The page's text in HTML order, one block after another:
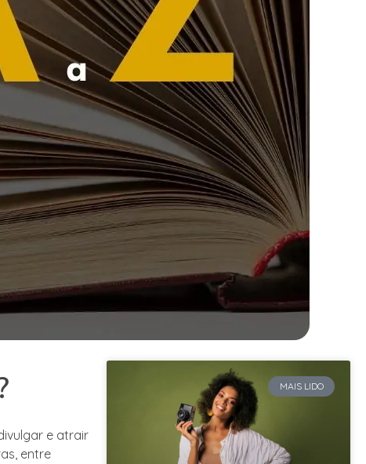
e atrair
entre
MAIS LIDO